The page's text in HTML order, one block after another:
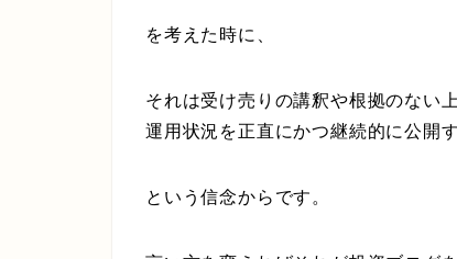
を考えた時に、
それは受け売りの講釈や根拠のない
運用状況を正直にかつ継続的に公開
という信念からです。